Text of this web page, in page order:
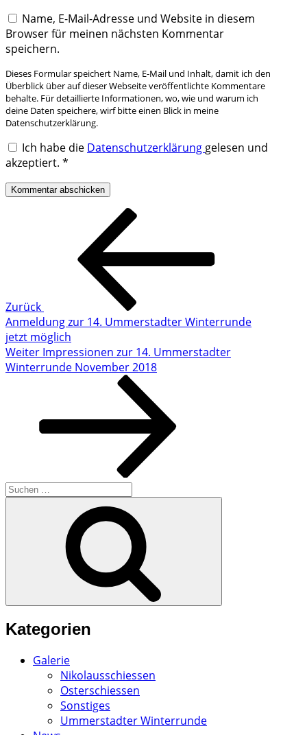
Name, E-Mail-Adresse und Website in diesem
Browser für meinen nächsten Kommentar
speichern.
Dieses Formular speichert Name, E-Mail und Inhalt, damit ich den
Überblick über auf dieser Webseite veröffentlichte Kommentare
behalte. Für detaillierte Informationen, wo, wie und warum ich
deine Daten speichere, wirf bitte einen Blick in meine
Datenschutzerklärung.
Ich habe die Datenschutzerklärung gelesen und
akzeptiert. *
Beitragsnavigation
Zurück
Anmeldung zur 14. Ummerstadter Winterrunde
jetzt möglich
Nächster
Beitrag
Weiter Impressionen zur 14. Ummerstadter
Winterrunde November 2018
Suchen
nach:
Kategorien
Galerie
Nikolausschiessen
Osterschiessen
Sonstiges
Ummerstadter Winterrunde